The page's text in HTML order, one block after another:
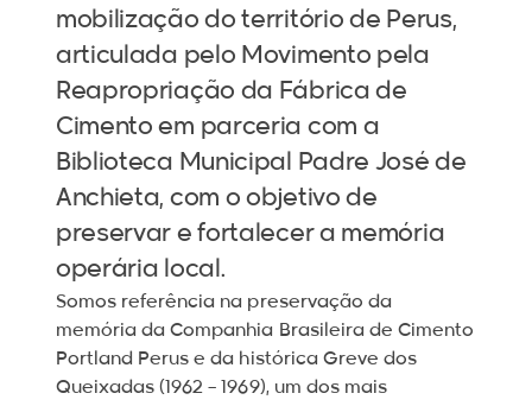
mobilização do território de Perus,
articulada pelo Movimento pela
Reapropriação da Fábrica de
Cimento em parceria com a
Biblioteca Municipal Padre José de
Anchieta, com o objetivo de
preservar e fortalecer a memória
operária local.
Somos referência na preservação da
memória da Companhia Brasileira de Cimento
Portland Perus e da histórica Greve dos
Queixadas (1962 – 1969), um dos mais